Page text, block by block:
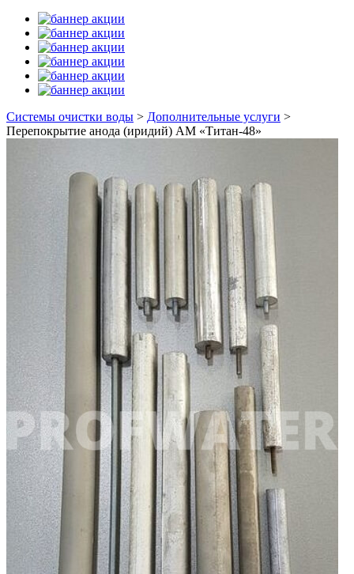
Системы очистки воды > Дополнительные услуги >
Перепокрытие анода (иридий) АМ «Титан-48»